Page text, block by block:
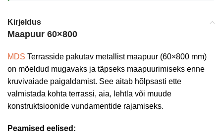
Kirjeldus
Maapuur 60×800
MDS Terrasside pakutav metallist maapuur (60×800 mm)
on mõeldud mugavaks ja täpseks maapuurimiseks enne
kruvivaiade paigaldamist. See aitab hõlpsasti ette
valmistada kohta terrassi, aia, lehtla või muude
konstruktsioonide vundamentide rajamiseks.
Peamised eelised: